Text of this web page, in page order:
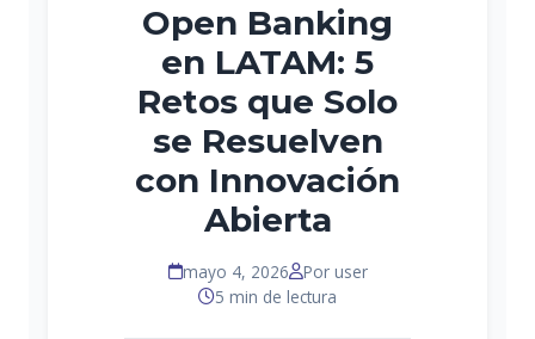
Open Banking
en LATAM: 5
Retos que Solo
se Resuelven
con Innovación
Abierta
mayo 4, 2026
Por user
5 min de lectura